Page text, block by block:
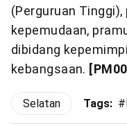
(Perguruan
kepemudaan,
dibidang
kebangsaan.
Selatan Tags: #